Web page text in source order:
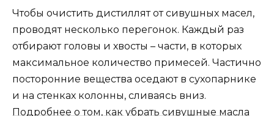
Чтобы очистить дистиллят от сивушных масел,
проводят несколько перегонок. Каждый раз
отбирают головы и хвосты – части, в которых
максимальное количество примесей. Частично
посторонние вещества оседают в сухопарнике
и на стенках колонны, сливаясь вниз.
Подробнее о том, как убрать сивушные масла